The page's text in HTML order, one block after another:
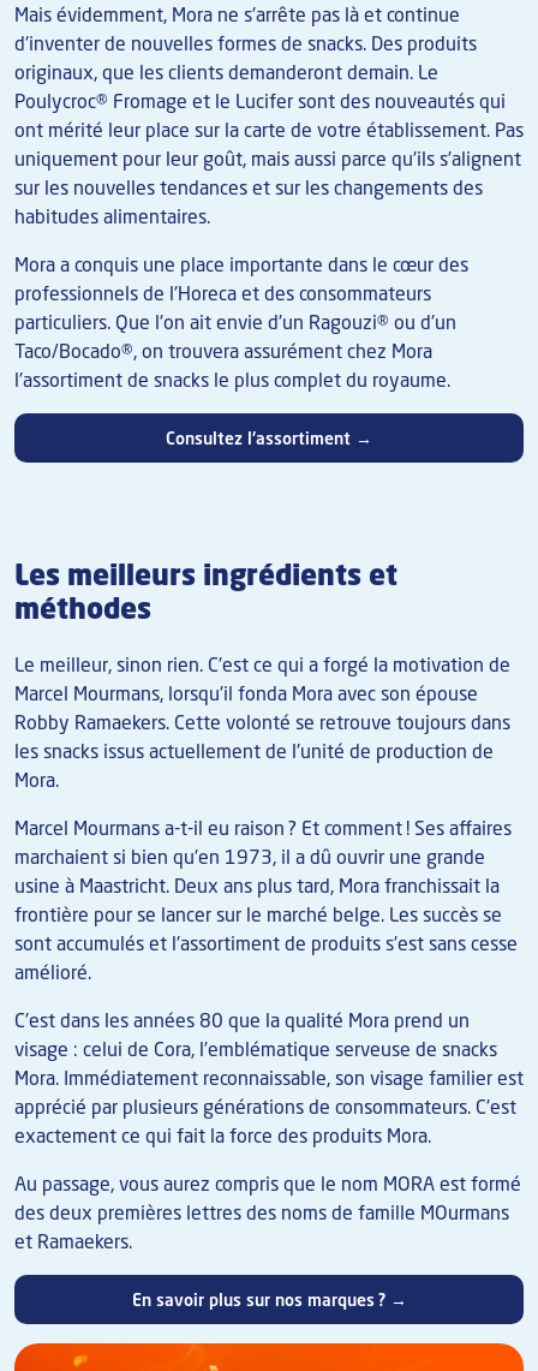
Mais évidemment, Mora ne s'arrête pas là et continue
d'inventer de nouvelles formes de snacks. Des produits
originaux, que les clients demanderont demain. Le
Poulycroc® Fromage et le Lucifer sont des nouveautés qui
ont mérité leur place sur la carte de votre établissement. Pas
uniquement pour leur goût, mais aussi parce qu'ils s'alignent
sur les nouvelles tendances et sur les changements des
habitudes alimentaires.
Mora a conquis une place importante dans le cœur des
professionnels de l'Horeca et des consommateurs
particuliers. Que l'on ait envie d'un Ragouzi® ou d'un
Taco/Bocado®, on trouvera assurément chez Mora
l'assortiment de snacks le plus complet du royaume.
Consultez l'assortiment →
Les meilleurs ingrédients et
méthodes
Le meilleur, sinon rien. C'est ce qui a forgé la motivation de
Marcel Mourmans, lorsqu'il fonda Mora avec son épouse
Robby Ramaekers. Cette volonté se retrouve toujours dans
les snacks issus actuellement de l'unité de production de
Mora.
Marcel Mourmans a-t-il eu raison ? Et comment ! Ses affaires
marchaient si bien qu'en 1973, il a dû ouvrir une grande
usine à Maastricht. Deux ans plus tard, Mora franchissait la
frontière pour se lancer sur le marché belge. Les succès se
sont accumulés et l'assortiment de produits s'est sans cesse
amélioré.
C'est dans les années 80 que la qualité Mora prend un
visage : celui de Cora, l'emblématique serveuse de snacks
Mora. Immédiatement reconnaissable, son visage familier est
apprécié par plusieurs générations de consommateurs. C'est
exactement ce qui fait la force des produits Mora.
Au passage, vous aurez compris que le nom MORA est formé
des deux premières lettres des noms de famille MOurmans
et Ramaekers.
En savoir plus sur nos marques ? →